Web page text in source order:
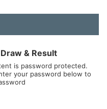
& Result
is password protected.
your password below to